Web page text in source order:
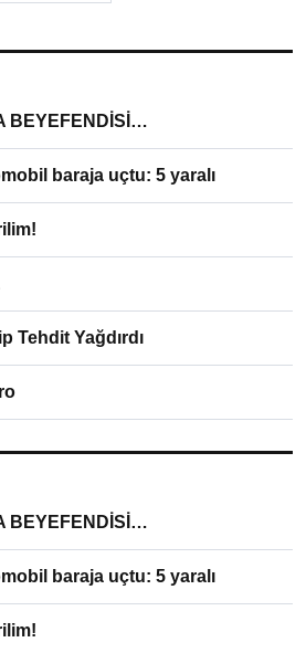
BEYEFENDİSİ…
baraja uçtu: 5 yaralı
Tehdit Yağdırdı
BEYEFENDİSİ…
baraja uçtu: 5 yaralı